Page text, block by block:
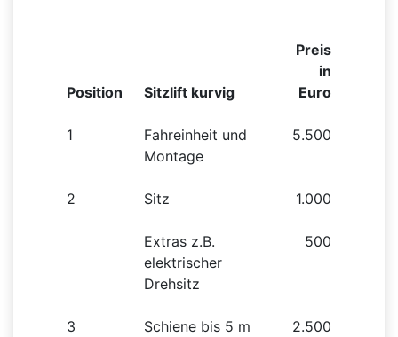
Position Sitzlift kurvig
Preis
in
Euro
1
Fahreinheit und
Montage
5.500
2 Sitz 1.000
Extras z.B.
elektrischer
Drehsitz
500
3
Schiene bis 5 m
2.500